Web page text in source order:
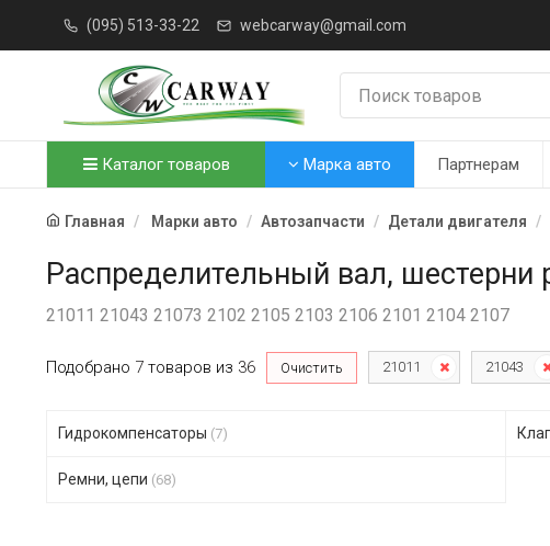
(095) 513-33-22 webcarway@gmail.com
Каталог товаров Марка авто Партнерам
Главная Марки авто Автозапчасти Детали двигателя
Распределительный вал, шестерни
21011 21043 21073 2102 2105 2103 2106 2101 2104 2107
Подобрано 7 товаров из 36 Очистить 21011 21043
Гидрокомпенсаторы (7)
Ремни, цепи (68)